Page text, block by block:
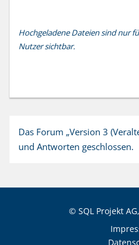
Hochgeladene Dateien sind nur
Nutzer sichtbar.
Das Forum „Version 3
und Antworten geschlossen.
© SQL Projekt